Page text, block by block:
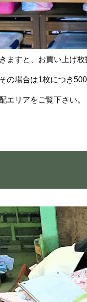
ますと、お買い上げ
の場合は1枚につき
エリアをご覧下さい。